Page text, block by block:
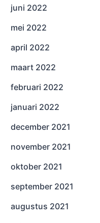
juni 2022
mei 2022
april 2022
maart 2022
februari 2022
januari 2022
december 2021
november 2021
oktober 2021
september 2021
augustus 2021